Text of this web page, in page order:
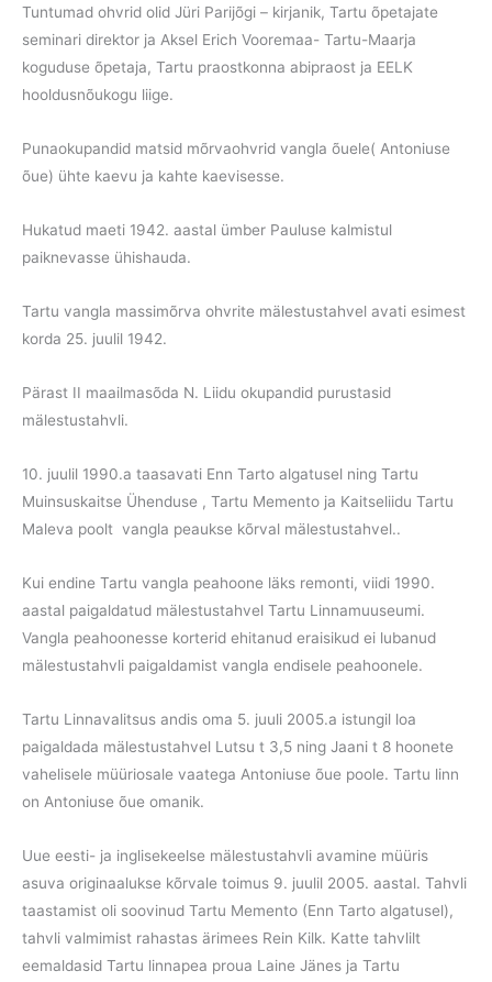
Tuntumad ohvrid olid Jüri Parijõgi – kirjanik, Tartu õpetajate
seminari direktor ja Aksel Erich Vooremaa- Tartu-Maarja
koguduse õpetaja, Tartu praostkonna abipraost ja EELK
hooldusnõukogu liige.
Punaokupandid matsid mõrvaohvrid vangla õuele( Antoniuse
õue) ühte kaevu ja kahte kaevisesse.
Hukatud maeti 1942. aastal ümber Pauluse kalmistul
paiknevasse ühishauda.
Tartu vangla massimõrva ohvrite mälestustahvel avati esimest
korda 25. juulil 1942.
Pärast II maailmasõda N. Liidu okupandid purustasid
mälestustahvli.
10. juulil 1990.a taasavati Enn Tarto algatusel ning Tartu
Muinsuskaitse Ühenduse , Tartu Memento ja Kaitseliidu Tartu
Maleva poolt vangla peaukse kõrval mälestustahvel..
Kui endine Tartu vangla peahoone läks remonti, viidi 1990.
aastal paigaldatud mälestustahvel Tartu Linnamuuseumi.
Vangla peahoonesse korterid ehitanud eraisikud ei lubanud
mälestustahvli paigaldamist vangla endisele peahoonele.
Tartu Linnavalitsus andis oma 5. juuli 2005.a istungil loa
paigaldada mälestustahvel Lutsu t 3,5 ning Jaani t 8 hoonete
vahelisele müüriosale vaatega Antoniuse õue poole. Tartu linn
on Antoniuse õue omanik.
Uue eesti- ja inglisekeelse mälestustahvli avamine müüris
asuva originaalukse kõrvale toimus 9. juulil 2005. aastal. Tahvli
taastamist oli soovinud Tartu Memento (Enn Tarto algatusel),
tahvli valmimist rahastas ärimees Rein Kilk. Katte tahvlilt
eemaldasid Tartu linnapea proua Laine Jänes ja Tartu